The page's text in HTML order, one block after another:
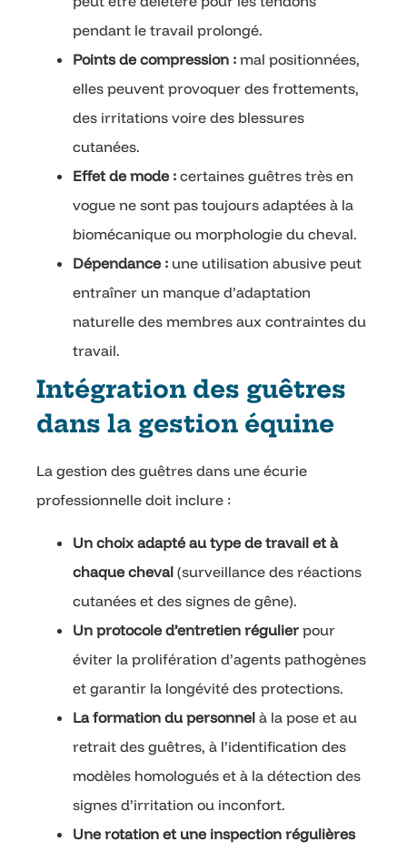
pendant le travail prolongé.
Points de compression : mal positionnées,
elles peuvent provoquer des frottements,
des irritations voire des blessures
cutanées.
Effet de mode : certaines guêtres très en
vogue ne sont pas toujours adaptées à la
biomécanique ou morphologie du cheval.
Dépendance : une utilisation abusive peut
entraîner un manque d’adaptation
naturelle des membres aux contraintes du
travail.
Intégration des guêtres
dans la gestion équine
La gestion des guêtres dans une écurie
professionnelle doit inclure :
Un choix adapté au type de travail et à
chaque cheval (surveillance des réactions
cutanées et des signes de gêne).
Un protocole d’entretien régulier pour
éviter la prolifération d’agents pathogènes
et garantir la longévité des protections.
La formation du personnel à la pose et au
retrait des guêtres, à l’identification des
modèles homologués et à la détection des
signes d’irritation ou inconfort.
Une rotation et une inspection régulières